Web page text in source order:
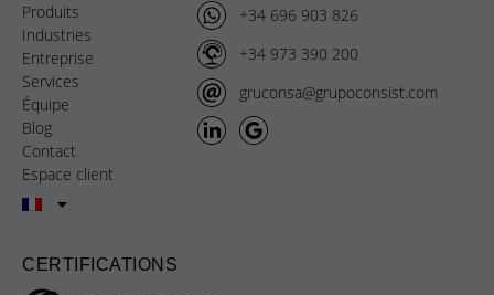
Produits
Industries
Entreprise
Services
Équipe
Blog
Contact
Espace client
+34 696 903 826
+34 973 390 200
gruconsa@grupoconsist.com
CERTIFICATIONS